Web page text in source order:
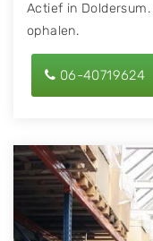
Actief in
ophalen.
06-40719624